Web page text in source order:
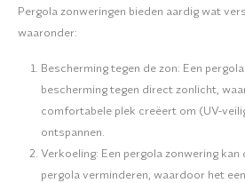
Pergola zonweringen bieden aardig wat
waaronder:
Bescherming tegen de zon: Een
bescherming tegen direct zonlicht,
comfortabele plek creëert om (UV-
ontspannen.
Verkoeling: Een pergola zonwering
pergola verminderen, waardoor het